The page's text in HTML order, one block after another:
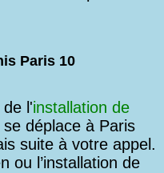
Paris 10
de l'installation de
déplace à Paris
suite à votre appel.
ou l’installation de